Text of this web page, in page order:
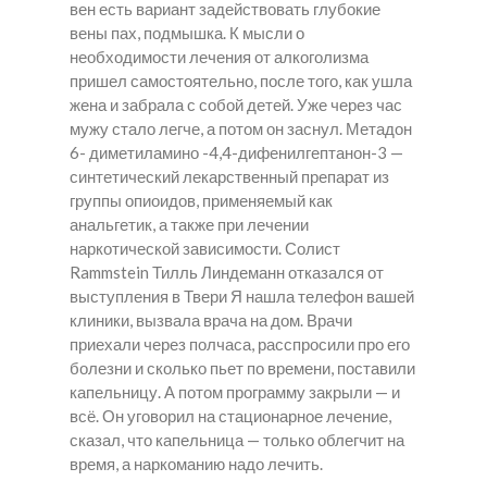
вен есть вариант задействовать глубокие
вены пах, подмышка. К мысли о
необходимости лечения от алкоголизма
пришел самостоятельно, после того, как ушла
жена и забрала с собой детей. Уже через час
мужу стало легче, а потом он заснул. Метадон
6- диметиламино -4,4-дифенилгептанон-3 —
синтетический лекарственный препарат из
группы опиоидов, применяемый как
анальгетик, а также при лечении
наркотической зависимости. Солист
Rammstein Тилль Линдеманн отказался от
выступления в Твери Я нашла телефон вашей
клиники, вызвала врача на дом. Врачи
приехали через полчаса, расспросили про его
болезни и сколько пьет по времени, поставили
капельницу. А потом программу закрыли — и
всё. Он уговорил на стационарное лечение,
сказал, что капельница — только облегчит на
время, а наркоманию надо лечить.